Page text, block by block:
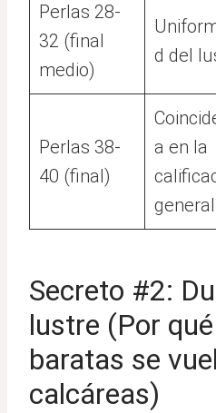
Perlas 28-
32 (final
medio)
d del
Perlas 38-
40 (final)
a en la
general
Secreto #2:
lustre (Por
baratas se
calcáreas)